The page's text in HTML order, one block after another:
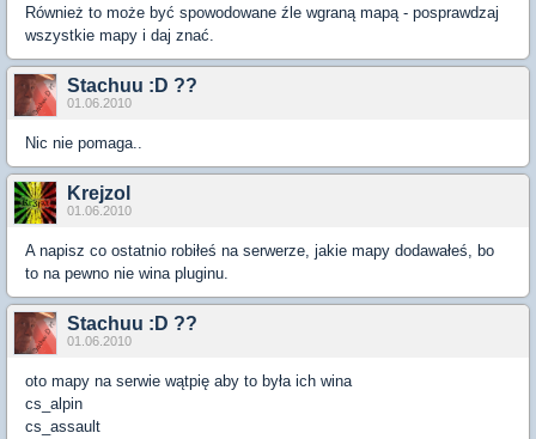
Również to może być spowodowane źle wgraną mapą - posprawdzaj
wszystkie mapy i daj znać.
Stachuu :D ??
01.06.2010
Nic nie pomaga..
Krejzol
01.06.2010
A napisz co ostatnio robiłeś na serwerze, jakie mapy dodawałeś, bo
to na pewno nie wina pluginu.
Stachuu :D ??
01.06.2010
oto mapy na serwie wątpię aby to była ich wina
cs_alpin
cs_assault